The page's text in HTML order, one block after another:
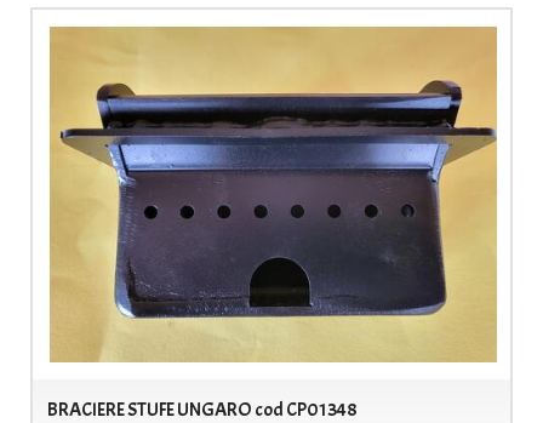
BRACIERE STUFE UNGARO cod CP01348